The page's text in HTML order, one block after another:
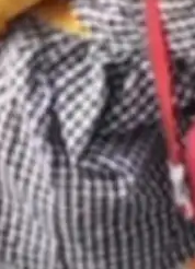
的新
项：
走
...
主题
、浅
组
要知道
验、或
两个
一
都在
Twitte
他所
一
前的
Cloudf
平台
秘密
开源项
。 设
兼容
调——
带一
本暴
明显
除开